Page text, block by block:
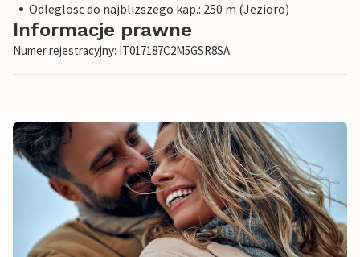
Odleglosc do najblizszego kap.: 250 m (Jezioro)
Informacje prawne
Numer rejestracyjny: IT017187C2M5GSR8SA